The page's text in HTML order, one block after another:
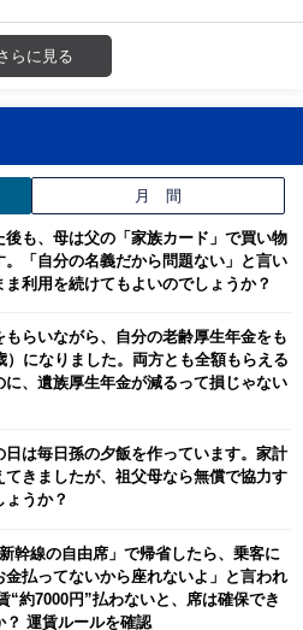
らに見る
月 間
後も、母は父の「家族カード」で買い物
。「自分の名義だから問題ない」と言い
ま利用を続けてもよいのでしょうか？
もらいながら、自分の老齢厚生年金をも
）になりました。両方とも全額もらえる
に、遺族厚生年金が減るって損じゃない
日は毎日孫の夕飯を作っています。家計
てきましたが、祖父母なら無償で協力す
ょうか？
幹線の自由席」で帰省したら、乗客に
金払ってないから座れないよ」と言われ
“約7000円”払わないと、席は確保でき
？ 運賃ルールを確認